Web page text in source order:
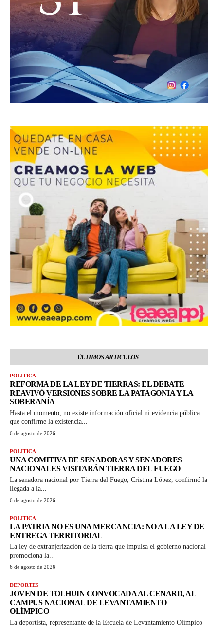
ÚLTIMOS ARTICULOS
POLITICA
REFORMA DE LA LEY DE TIERRAS: EL DEBATE
REAVIVÓ VERSIONES SOBRE LA PATAGONIA Y LA
SOBERANÍA
Hasta el momento, no existe información oficial ni evidencia pública
que confirme la existencia...
6 de agosto de 2026
POLITICA
UNA COMITIVA DE SENADORAS Y SENADORES
NACIONALES VISITARÁN TIERRA DEL FUEGO
La senadora nacional por Tierra del Fuego, Cristina López, confirmó la
llegada a la...
6 de agosto de 2026
POLITICA
LA PATRIA NO ES UNA MERCANCÍA: NO A LA LEY DE
ENTREGA TERRITORIAL
La ley de extranjerización de la tierra que impulsa el gobierno nacional
promociona la...
6 de agosto de 2026
DEPORTES
JOVEN DE TOLHUIN CONVOCADA AL CENARD, AL
CAMPUS NACIONAL DE LEVANTAMIENTO
OLÍMPICO
La deportista, representante de la Escuela de Levantamiento Olímpico